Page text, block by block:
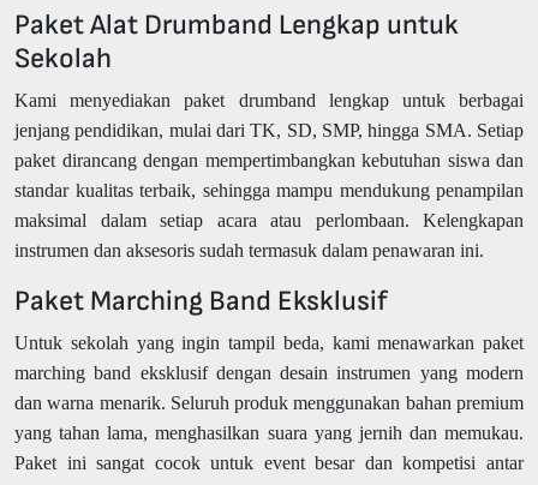
Paket Alat Drumband Lengkap untuk
Sekolah
Kami menyediakan paket drumband lengkap untuk berbagai
jenjang pendidikan, mulai dari TK, SD, SMP, hingga SMA. Setiap
paket dirancang dengan mempertimbangkan kebutuhan siswa dan
standar kualitas terbaik, sehingga mampu mendukung penampilan
maksimal dalam setiap acara atau perlombaan. Kelengkapan
instrumen dan aksesoris sudah termasuk dalam penawaran ini.
Paket Marching Band Eksklusif
Untuk sekolah yang ingin tampil beda, kami menawarkan paket
marching band eksklusif dengan desain instrumen yang modern
dan warna menarik. Seluruh produk menggunakan bahan premium
yang tahan lama, menghasilkan suara yang jernih dan memukau.
Paket ini sangat cocok untuk event besar dan kompetisi antar